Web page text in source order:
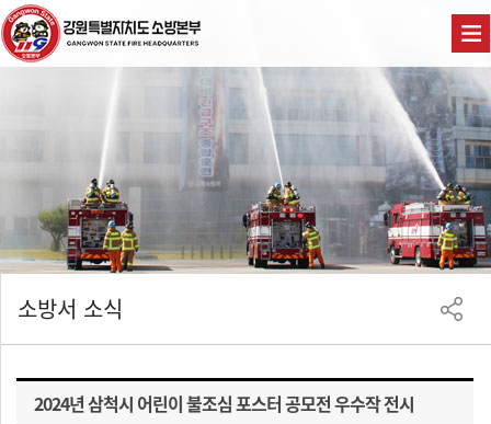
소방서 소식
2024년 삼척시 어린이 불조심 포스터 공모전 우수작 전시